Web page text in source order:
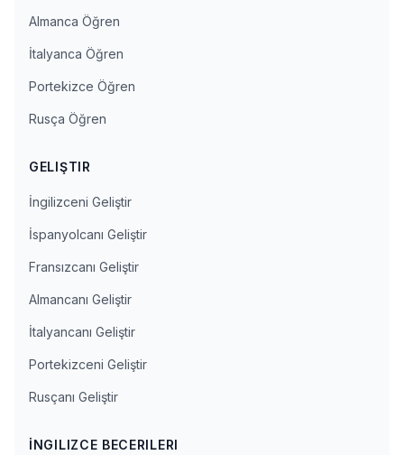
Almanca Öğren
İtalyanca Öğren
Portekizce Öğren
Rusça Öğren
GELIŞTIR
İngilizceni Geliştir
İspanyolcanı Geliştir
Fransızcanı Geliştir
Almancanı Geliştir
İtalyancanı Geliştir
Portekizceni Geliştir
Rusçanı Geliştir
İNGILIZCE BECERILERI